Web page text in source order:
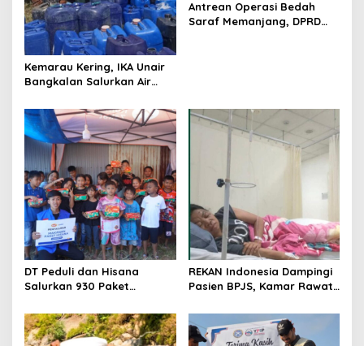
Kemarau Kering, IKA Unair
Bangkalan Salurkan Air
Antrean Operasi Bedah
Saraf Memanjang, DPRD
DT Peduli dan Hisana
Salurkan 930 Paket
Kebakaran Tallo
REKAN Indonesia Dampingi
Pasien BPJS, Kamar Rawat